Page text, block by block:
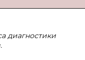
диагностики